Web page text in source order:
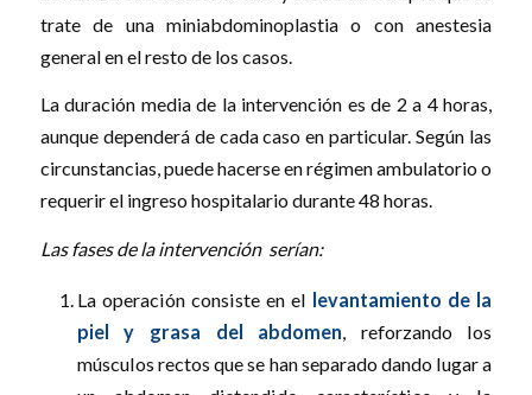
trate de una miniabdominoplastia o con anestesia
general en el resto de los casos.
La duración media de la intervención es de 2 a 4 horas,
aunque dependerá de cada caso en particular. Según las
circunstancias, puede hacerse en régimen ambulatorio o
requerir el ingreso hospitalario durante 48 horas.
Las fases de la intervención serían:
La operación consiste en el levantamiento de la
piel y grasa del abdomen, reforzando los
músculos rectos que se han separado dando lugar a